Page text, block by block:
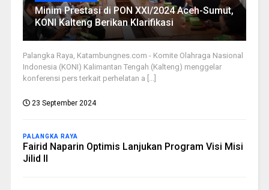
Minim Prestasi di PON XXI/2024 Aceh-Sumut,
KONI Kalteng Berikan Klarifikasi
Palangka Raya, Katambungnes.com - Komite Olahraga Nasional
Indonesia (KONI) Kalimantan Tengah (Kalteng) menggelar
konferensi pers terkait perhelatan a [...]
23 September 2024
PALANGKA RAYA
Fairid Naparin Optimis Lanjukan Program Visi Misi
Jilid II